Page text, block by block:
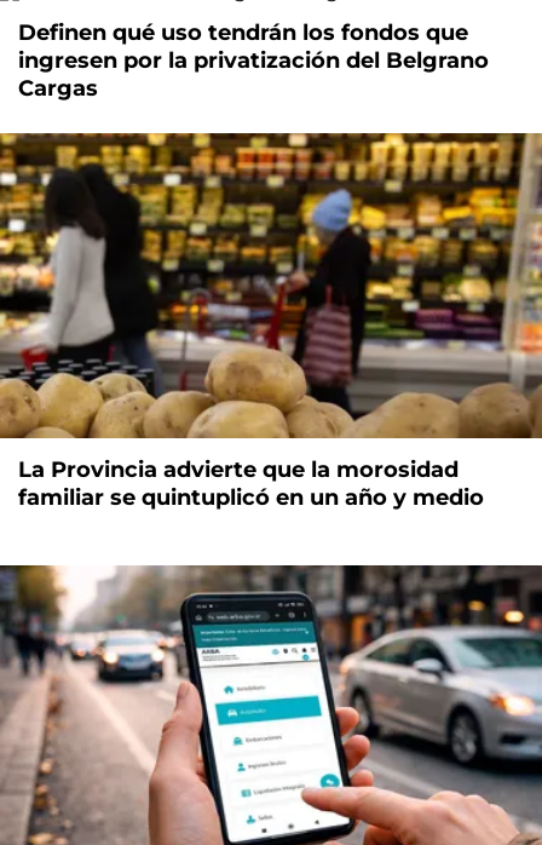
Definen qué uso tendrán los fondos que
ingresen por la privatización del Belgrano
Cargas
La Provincia advierte que la morosidad
familiar se quintuplicó en un año y medio